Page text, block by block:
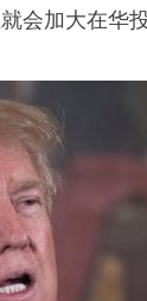
会加大在华投